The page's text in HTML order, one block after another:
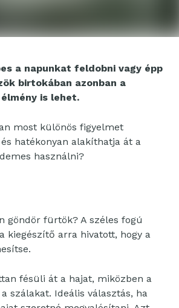
a napunkat feldobni vagy épp
birtokában azonban a
is lehet.
most különös figyelmet
hatékonyan alakíthatja át a
használni?
göndör fürtök? A széles fogú
kiegészítő arra hivatott, hogy a
fésüli át a hajat, miközben a
szálakat. Ideális választás, ha